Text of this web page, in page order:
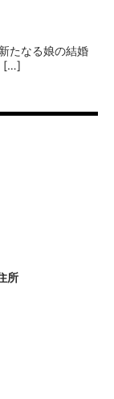
たなる娘の結婚
[…]
所